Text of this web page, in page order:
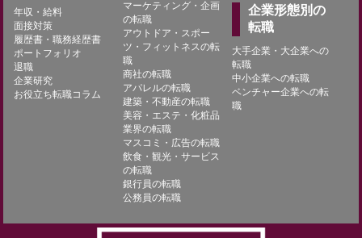
年収・給料
面接対策
履歴書・職務経歴書
ポートフォリオ
退職
企業研究
お役立ち転職コラム
マーケティング・企画
の転職
アウトドア・スポー
ツ・フィットネスの転
職
商社の転職
アパレルの転職
建築・不動産の転職
美容・エステ・化粧品
業界の転職
マスコミ・広告の転職
飲食・観光・サービス
の転職
銀行員の転職
公務員の転職
企業形態別の
転職
大手企業・大企業への
転職
中小企業への転職
ベンチャー企業への転
職